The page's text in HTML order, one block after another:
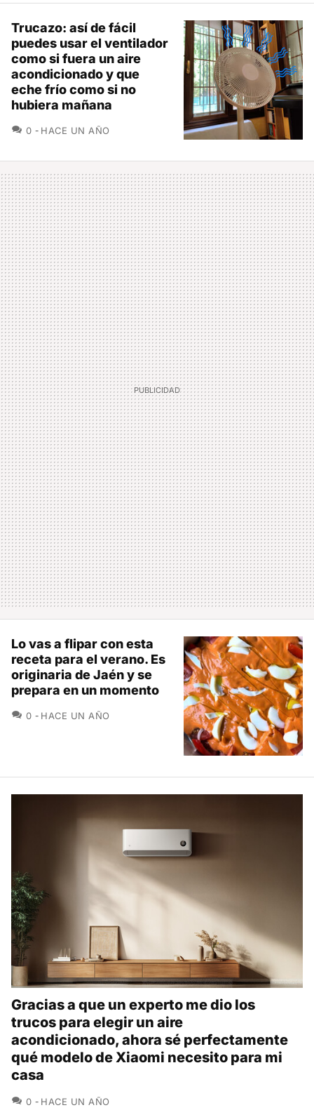
Trucazo: así de fácil
puedes usar el ventilador
como si fuera un aire
acondicionado y que
eche frío como si no
hubiera mañana
0 COMENTARIOS
HACE UN AÑO
Lo vas a flipar con esta
receta para el verano. Es
originaria de Jaén y se
prepara en un momento
0 COMENTARIOS
HACE UN AÑO
Gracias a que un experto me dio los
trucos para elegir un aire
acondicionado, ahora sé perfectamente
qué modelo de Xiaomi necesito para mi
casa
0 COMENTARIOS
HACE UN AÑO